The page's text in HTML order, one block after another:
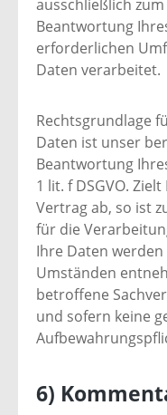
ausschließlich
Beantwortung
erforderlichen
Daten verarbeitet.
Rechtsgrundlage
Daten ist unser
Beantwortung
1 lit. f DSGVO.
Vertrag ab, so ist
für die
Ihre Daten
Umständen
betroffene
und sofern keine
6)